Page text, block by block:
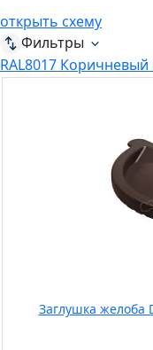
открыть схему
Фильтры
RAL8017
Заглушка желоба